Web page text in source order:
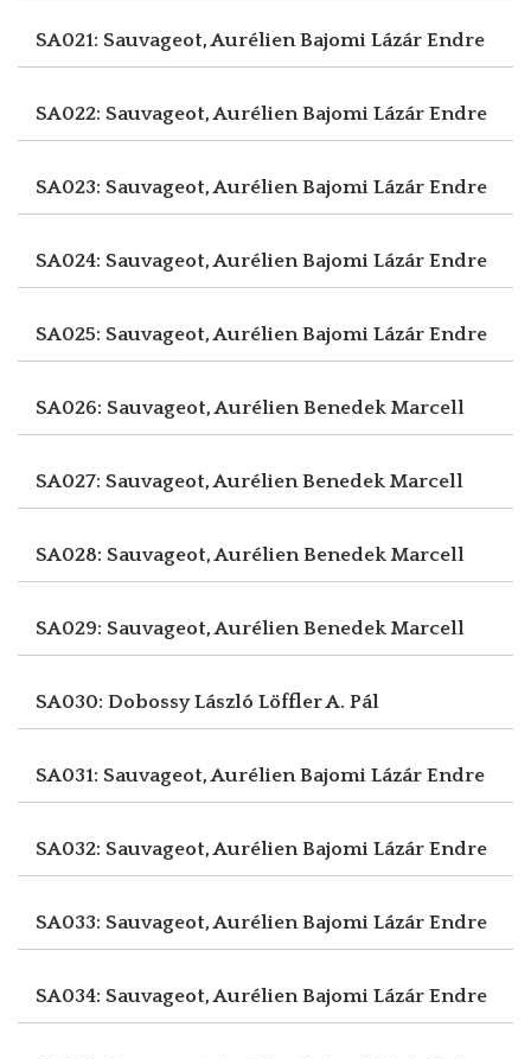
SA021: Sauvageot, AurélienBajomi Lázár Endre
SA022: Sauvageot, AurélienBajomi Lázár Endre
SA023: Sauvageot, AurélienBajomi Lázár Endre
SA024: Sauvageot, AurélienBajomi Lázár Endre
SA025: Sauvageot, AurélienBajomi Lázár Endre
SA026: Sauvageot, AurélienBenedek Marcell
SA027: Sauvageot, AurélienBenedek Marcell
SA028: Sauvageot, AurélienBenedek Marcell
SA029: Sauvageot, AurélienBenedek Marcell
SA030: Dobossy László Löffler A. Pál
SA031: Sauvageot, AurélienBajomi Lázár Endre
SA032: Sauvageot, AurélienBajomi Lázár Endre
SA033: Sauvageot, AurélienBajomi Lázár Endre
SA034: Sauvageot, AurélienBajomi Lázár Endre